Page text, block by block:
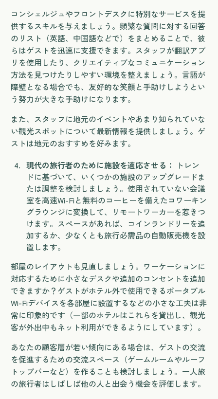
コンシェルジュやフロントデスクに特別なサービスを提
供するスキルを与えましょう。頻繁な質問に対する回答
のリスト（英語、中国語などで）をまとめることで、彼
らはゲストを迅速に支援できます。スタッフが翻訳アプ
リを使用したり、クリエイティブなコミュニケーション
方法を見つけたりしやすい環境を整えましょう。言語が
障壁となる場合でも、友好的な笑顔と手助けしようとい
う努力が大きな手助けになります。
また、スタッフに地元のイベントやあまり知られていな
い観光スポットについて最新情報を提供しましょう。ゲ
ストは地元のおすすめを好みます。
現代の旅行者のために施設を適応させる：
トレン
ドに基づいて、いくつかの施設のアップグレードま
たは調整を検討しましょう。使用されていない会議
室を高速Wi-Fiと無料のコーヒーを備えたコワーキン
グラウンジに変換して、リモートワーカーを惹きつ
けます。スペースがあれば、コインランドリーを追
加するか、少なくとも旅行必需品の自動販売機を設
置します。
部屋のレイアウトも見直しましょう。ワーケーションに
対応するために小さなデスクや追加のコンセントを追加
できますか？ゲストがホテル外で使用できるポータブル
Wi-Fiデバイスを各部屋に設置するなどの小さな工夫は非
常に印象的です（一部のホテルはこれらを貸出し、観光
客が外出中もネット利用ができるようにしています）。
あなたの顧客層が若い傾向にある場合は、ゲストの交流
を促進するための交流スペース（ゲームルームやルーフ
トップバーなど）を作ることも検討しましょう。一人旅
の旅行者はしばしば他の人と出会う機会を評価します。